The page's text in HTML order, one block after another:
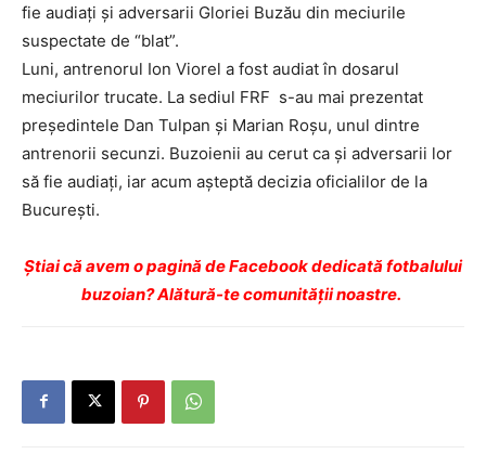
fie audiaţi şi adversarii Gloriei Buzău din meciurile
suspectate de “blat”.
Luni, antrenorul Ion Viorel a fost audiat în dosarul
meciurilor trucate. La sediul FRF s-au mai prezentat
preşedintele Dan Tulpan şi Marian Roşu, unul dintre
antrenorii secunzi. Buzoienii au cerut ca şi adversarii lor
să fie audiaţi, iar acum aşteptă decizia oficialilor de la
Bucureşti.
Ştiai că avem o pagină de Facebook dedicată fotbalului
buzoian? Alătură-te comunității noastre.